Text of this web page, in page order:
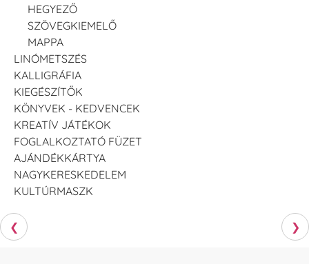
HEGYEZŐ
SZÖVEGKIEMELŐ
MAPPA
LINÓMETSZÉS
KALLIGRÁFIA
KIEGÉSZÍTŐK
KÖNYVEK - KEDVENCEK
KREATÍV JÁTÉKOK
FOGLALKOZTATÓ FÜZET
AJÁNDÉKKÁRTYA
NAGYKERESKEDELEM
KULTÚRMASZK
❮ ❯